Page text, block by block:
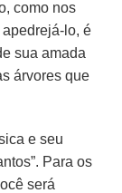
como nos
lo, é
sua amada
árvores que
e seu
Para os
será